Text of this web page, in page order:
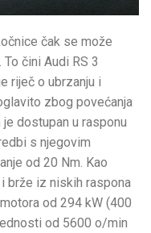
čak se može
čini Audi RS 3
riječ o ubrzanju i
zbog povećanja
dostupan u rasponu
s njegovim
od 20 Nm. Kao
brže iz niskih raspona
od 294 kW (400
od 5600 o/min